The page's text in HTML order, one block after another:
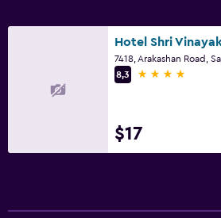
8,3
4 estrellas
$17